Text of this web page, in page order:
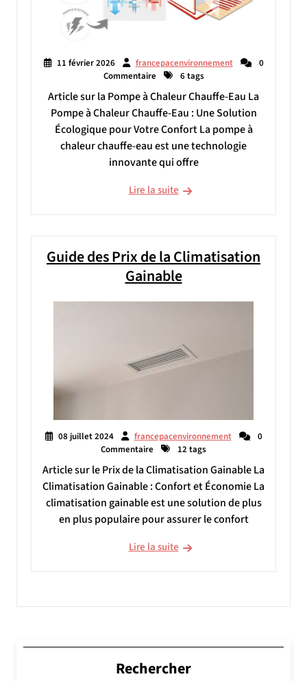
11 février 2026 francepacenvironnement
0
Commentaire
6 tags
Article sur la Pompe à Chaleur Chauffe-Eau La
Pompe à Chaleur Chauffe-Eau : Une Solution
Écologique pour Votre Confort La pompe à
chaleur chauffe-eau est une technologie
innovante qui offre
Lire la suite
Guide des Prix de la Climatisation
Gainable
08 juillet 2024 francepacenvironnement
0
Commentaire
12 tags
Article sur le Prix de la Climatisation Gainable La
Climatisation Gainable : Confort et Économie La
climatisation gainable est une solution de plus
en plus populaire pour assurer le confort
Lire la suite
Rechercher